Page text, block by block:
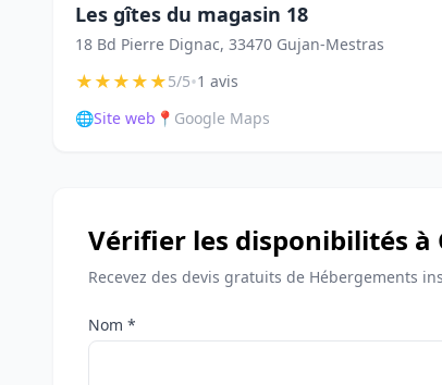
Les gîtes du magasin 18
18 Bd Pierre Dignac, 33470 Gujan-Mestras
★★★★★5/5•1 avis
🌐Site web 📍 Google Maps
Vérifier les disponibilités à
Recevez des devis gratuits de Hébergements
Nom *